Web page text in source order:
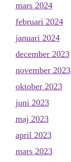
mars 2024
februari 2024
januari 2024
december 2023
november 2023
oktober 2023
juni 2023
maj 2023
april 2023
mars 2023